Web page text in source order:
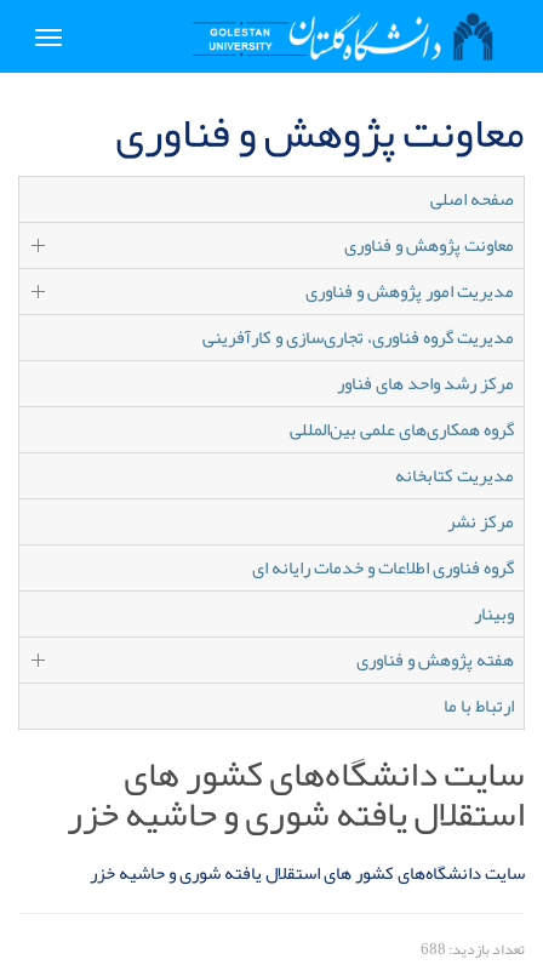
Toggle
معاونت پژوهش و فناوری
صفحه اصلی
معاونت پژوهش و فناوری
مدیریت امور پژوهش و فناوری
مدیریت گروه فناوری، تجاری‌سازی و کارآفرینی
مرکز رشد واحد های فناور
گروه همکاری‌های علمی بین‌المللی
مدیریت کتابخانه
مرکز نشر
گروه فناوری اطلاعات و خدمات رایانه ای
وبینار
هفته پژوهش و فناوری
ارتباط با ما
سایت دانشگاه‌های کشور های
استقلال یافته شوری و حاشیه خزر
سایت دانشگاه‌های کشور های استقلال یافته شوری و حاشیه خزر
تعداد بازدید: 688